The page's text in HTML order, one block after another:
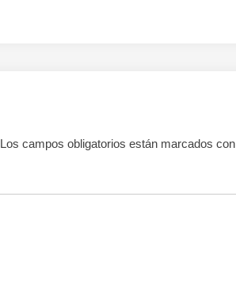
Los campos obligatorios están marcados con